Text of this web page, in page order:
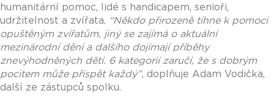
humanitární pomoc, lidé s handicapem, senioři,
udržitelnost a zvířata. “Někdo přirozeně tíhne k pomoci
opuštěným zvířatům, jiný se zajímá o aktuální
mezinárodní dění a dalšího dojímají příběhy
znevýhodněných dětí. 6 kategorií zaručí, že s dobrým
pocitem může přispět každý”, doplňuje Adam Vodička,
další ze zástupců spolku.